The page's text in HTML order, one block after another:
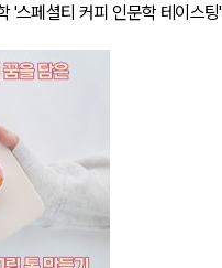
'스페셜티 커피 인문학 테이스팅'